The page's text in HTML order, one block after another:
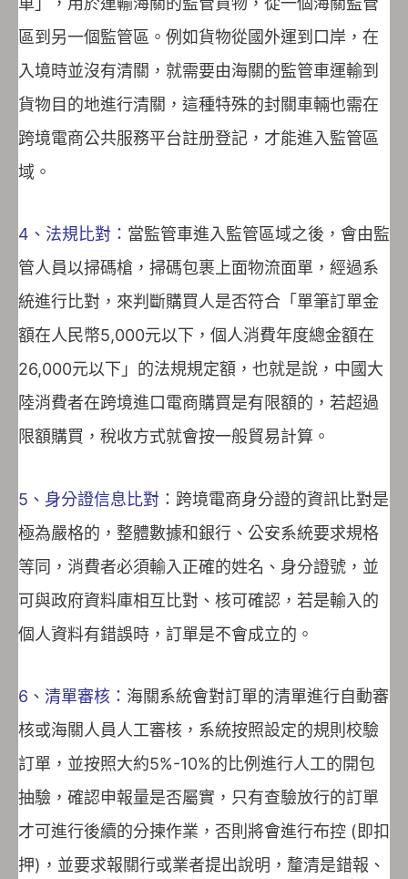
區到另一個監管區。例如貨物從國外運到口岸，在
入境時並沒有清關，就需要由海關的監管車運輸到
貨物目的地進行清關，這種特殊的封關車輛也需在
跨境電商公共服務平台註册登記，才能進入監管區
域。
4、法規比對： 當監管車進入監管區域之後，會由監
管人員以掃碼槍，掃碼包裹上面物流面單，經過系
統進行比對，來判斷購買人是否符合「單筆訂單金
額在人民幣5,000元以下，個人消費年度總金額在
26,000元以下」的法規規定額，也就是說，中國大
陸消費者在跨境進口電商購買是有限額的，若超過
限額購買，稅收方式就會按一般貿易計算。
5、身分證信息比對： 跨境電商身分證的資訊比對是
極為嚴格的，整體數據和銀行、公安系統要求規格
等同，消費者必須輸入正確的姓名、身分證號，並
可與政府資料庫相互比對、核可確認，若是輸入的
個人資料有錯誤時，訂單是不會成立的。
6、清單審核： 海關系統會對訂單的清單進行自動審
核或海關人員人工審核，系統按照設定的規則校驗
訂單，並按照大約5%-10%的比例進行人工的開包
抽驗，確認申報量是否屬實，只有查驗放行的訂單
才可進行後續的分揀作業，否則將會進行布控 (即扣
押)，並要求報關行或業者提出說明，釐清是錯報、